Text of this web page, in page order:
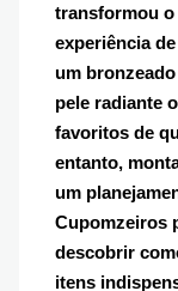
transformou o
experiência
um
pele radiante
favoritos de
entanto,
um
Cupomzeiros
descobrir
itens